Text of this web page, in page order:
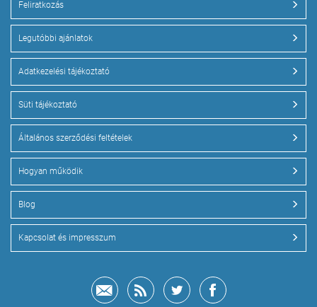
Feliratkozás
Legutóbbi ajánlatok
Adatkezelési tájékoztató
Süti tájékoztató
Általános szerződési feltételek
Hogyan működik
Blog
Kapcsolat és impresszum